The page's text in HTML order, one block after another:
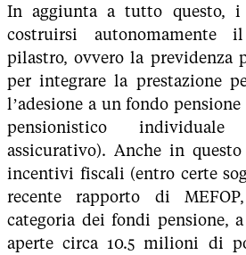
In aggiunta a tutto questo, i
costruirsi autonomamente
pilastro, ovvero la previdenza
per integrare la prestazione
l’adesione a un fondo
pensionistico
assicurativo). Anche in
incentivi fiscali (entro certe
recente rapporto di
categoria dei fondi pensione,
aperte circa 10.5 milioni di